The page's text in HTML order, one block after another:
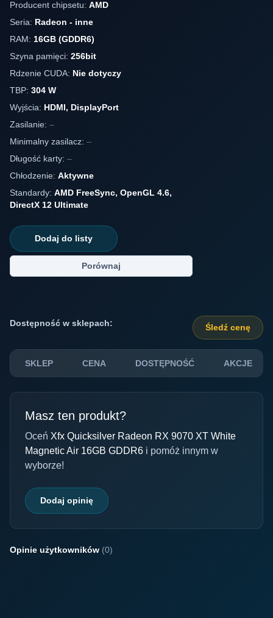
Producent chipsetu: AMD
Seria: Radeon - inne
RAM: 16GB (GDDR6)
Szyna pamięci: 256bit
Rdzenie CUDA: Nie dotyczy
TBP: 304 W
Wyjścia: HDMI, DisplayPort
Zasilanie: –
Minimalny zasilacz: –
Długość karty: –
Chłodzenie: Aktywne
Standardy: AMD FreeSync, OpenGL 4.6,
DirectX 12 Ultimate
Dodaj do listy
Porównaj
Dostępność w sklepach: Śledź cenę
SKLEP CENA DOSTĘPNOŚĆ AKCJE
Masz ten produkt?
Oceń Xfx Quicksilver Radeon RX 9070 XT White
Magnetic Air 16GB GDDR6 i pomóż innym w
wyborze!
Dodaj opinię
Opinie użytkowników (0)